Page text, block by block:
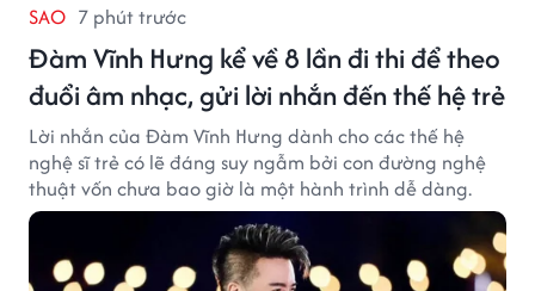
SAO 7 phút trước
Đàm Vĩnh Hưng kể về 8 lần đi thi để theo
đuổi âm nhạc, gửi lời nhắn đến thế hệ trẻ
Lời nhắn của Đàm Vĩnh Hưng dành cho các thế hệ
nghệ sĩ trẻ có lẽ đáng suy ngẫm bởi con đường nghệ
thuật vốn chưa bao giờ là một hành trình dễ dàng.